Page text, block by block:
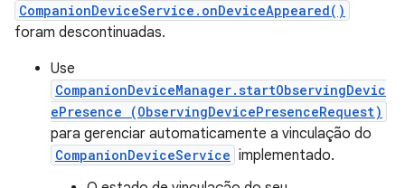
CompanionDeviceService.onDeviceAppeared()
foram descontinuadas.
Use
CompanionDeviceManager.startObservingDevic
ePresence (ObservingDevicePresenceRequest)
para gerenciar automaticamente a vinculação do
CompanionDeviceService implementado.